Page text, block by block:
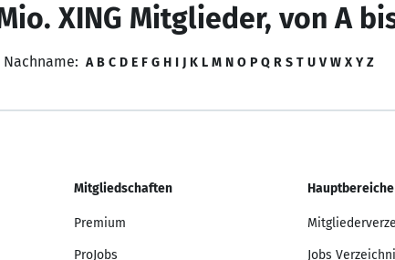
XING Mitglieder, von A
Nachname: A B C D E F G H I J K L M N O P Q R S T U V W X Y Z
Mitgliedschaften
Premium
ProJobs
Hauptbereiche
Jobs